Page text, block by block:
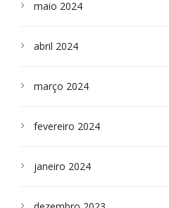
maio 2024
abril 2024
março 2024
fevereiro 2024
janeiro 2024